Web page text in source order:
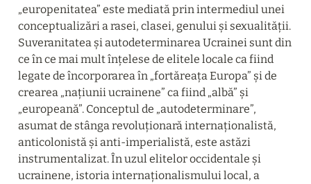
„europenitatea” este mediată prin intermediul unei
conceptualizări a rasei, clasei, genului și sexualității.
Suveranitatea și autodeterminarea Ucrainei sunt din
ce în ce mai mult înțelese de elitele locale ca fiind
legate de încorporarea în „fortăreața Europa” și de
crearea „națiunii ucrainene” ca fiind „albă” și
„europeană”. Conceptul de „autodeterminare”,
asumat de stânga revoluționară internaționalistă,
anticolonistă și anti-imperialistă, este astăzi
instrumentalizat. În uzul elitelor occidentale și
ucrainene, istoria internaționalismului local, a